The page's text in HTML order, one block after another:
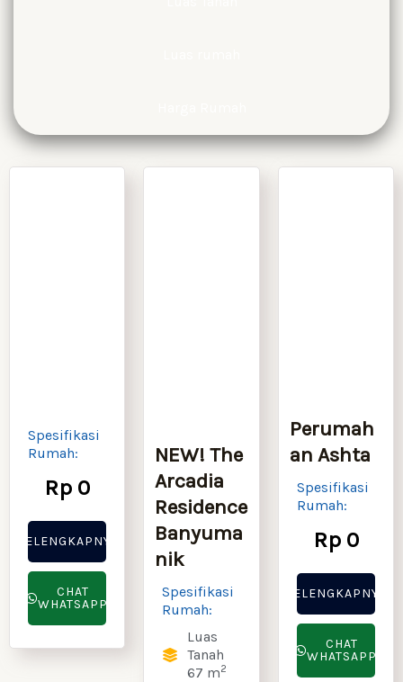
Spesifikasi
Rumah:
Rp 0
SELENGKAPNYA
CHAT
WHATSAPP
NEW! The
Arcadia
Residence
Banyuma
nik
Spesifikasi
Rumah:
Luas
Tanah
67 m2
Perumah
an Ashta
Spesifikasi
Rumah:
Rp 0
SELENGKAPNYA
CHAT
WHATSAPP